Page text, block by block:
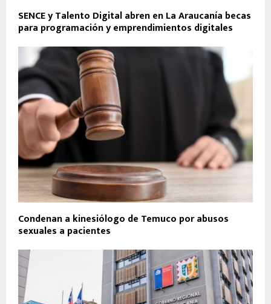
SENCE y Talento Digital abren en La Araucanía becas
para programación y emprendimientos digitales
Condenan a kinesiólogo de Temuco por abusos
sexuales a pacientes